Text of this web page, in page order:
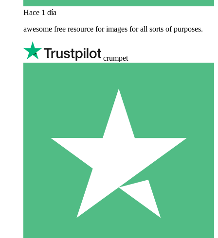
Hace 1 día
awesome free resource for images for all sorts of purposes.
crumpet